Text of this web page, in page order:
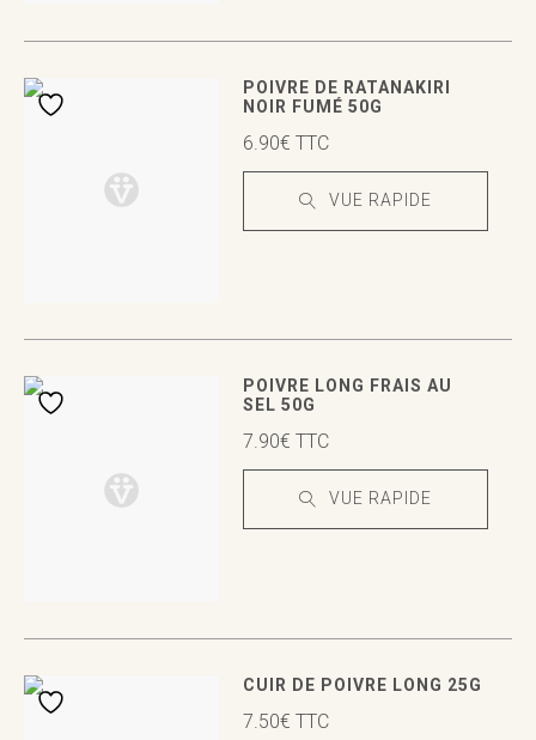
POIVRE DE RATANAKIRI
NOIR FUMÉ 50G
6.90€ TTC
VUE RAPIDE
POIVRE LONG FRAIS AU
SEL 50G
7.90€ TTC
VUE RAPIDE
CUIR DE POIVRE LONG 25G
7.50€ TTC